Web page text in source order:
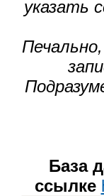
указать
База
ссылке